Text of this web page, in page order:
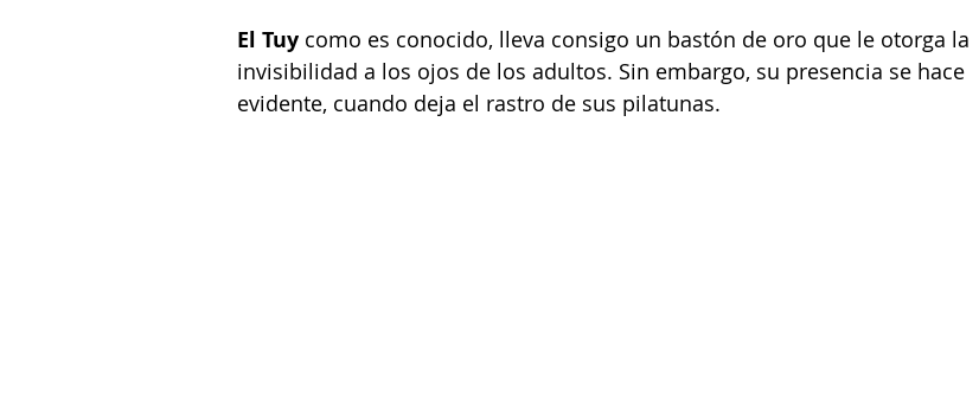
El Tuy como es conocido, lleva consigo un bastón de oro que le otorga la
invisibilidad a los ojos de los adultos. Sin embargo, su presencia se hace
evidente, cuando deja el rastro de sus pilatunas.